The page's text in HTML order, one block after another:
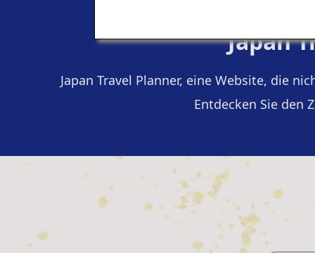
Japan
Japan Travel Planner, eine Website, die
Entdecken Sie den